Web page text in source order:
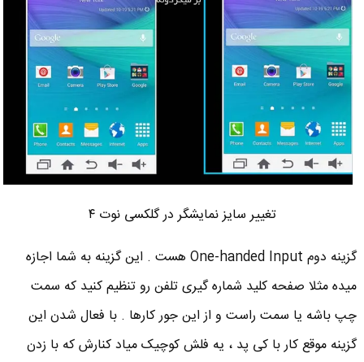
تغییر سایز نمایشگر در گلکسی نوت ۴
گزینه دوم One-handed Input هست . این گزینه به شما اجازه
میده مثلا صفحه کلید شماره گیری تلفن رو تنظیم کنید که سمت
چپ باشه یا سمت راست و از این جور کارها . با فعال شدن این
گزینه موقع کار با کی پد ، یه فلش کوچیک میاد کنارش که با زدن